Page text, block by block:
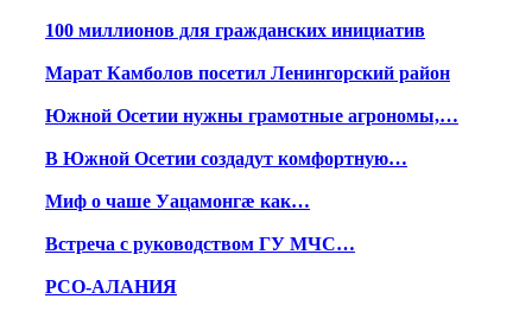
100 миллионов для гражданских инициатив
Марат Камболов посетил Ленингорский район
Южной Осетии нужны грамотные агрономы,…
В Южной Осетии создадут комфортную…
Миф о чаше Уацамонгæ как…
Встреча с руководством ГУ МЧС…
РСО-АЛАНИЯ